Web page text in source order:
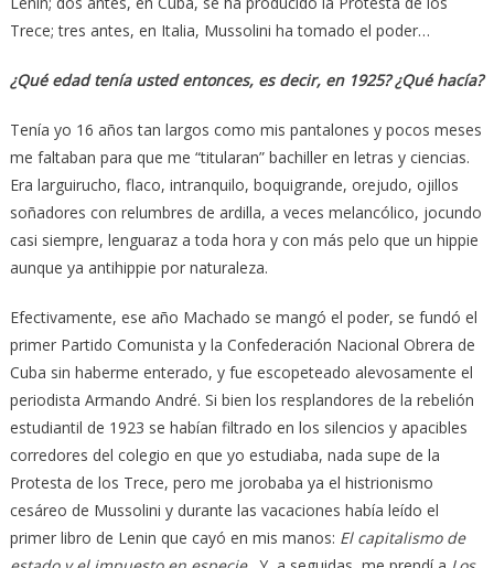
Trece; tres antes, en Italia, Mussolini ha tomado el poder…
¿Qué edad tenía usted entonces, es decir, en 1925? ¿Qué hacía?
Tenía yo 16 años tan largos como mis pantalones y pocos meses
me faltaban para que me “titularan” bachiller en letras y ciencias.
Era larguirucho, flaco, intranquilo, boquigrande, orejudo, ojillos
soñadores con relumbres de ardilla, a veces melancólico, jocundo
casi siempre, lenguaraz a toda hora y con más pelo que un hippie
aunque ya antihippie por naturaleza.
Efectivamente, ese año Machado se mangó el poder, se fundó el
primer Partido Comunista y la Confederación Nacional Obrera de
Cuba sin haberme enterado, y fue escopeteado alevosamente el
periodista Armando André. Si bien los resplandores de la rebelión
estudiantil de 1923 se habían filtrado en los silencios y apacibles
corredores del colegio en que yo estudiaba, nada supe de la
Protesta de los Trece, pero me jorobaba ya el histrionismo
cesáreo de Mussolini y durante las vacaciones había leído el
primer libro de Lenin que cayó en mis manos: El capitalismo de